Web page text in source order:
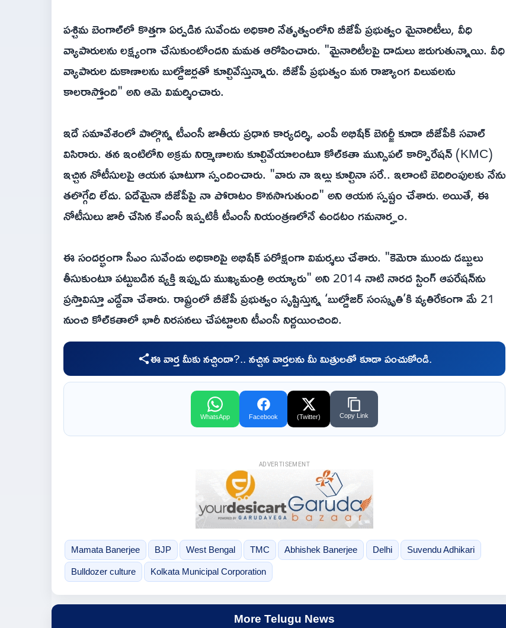
పశ్చిమ బెంగాల్‌లో కొత్తగా ఏర్పడిన సువేందు అధికారి నేతృత్వంలోని బీజేపీ ప్రభుత్వం మైనారిటీలు, వీధి
వ్యాపారులను లక్ష్యంగా చేసుకుంటోందని మమత ఆరోపించారు. "మైనారిటీలపై దాడులు జరుగుతున్నాయి. వీధి
వ్యాపారుల దుకాణాలను బుల్డోజర్లతో కూల్చివేస్తున్నారు. బీజేపీ ప్రభుత్వం మన రాజ్యాంగ విలువలను
కాలరాస్తోంది" అని ఆమె విమర్శించారు.
ఇదే సమావేశంలో పాల్గొన్న టీఎంసీ జాతీయ ప్రధాన కార్యదర్శి, ఎంపీ అభిషేక్ బెనర్జీ కూడా బీజేపీకి సవాల్
విసిరారు. తన ఇంటిలోని అక్రమ నిర్మాణాలను కూల్చివేయాలంటూ కోల్‌కతా మున్సిపల్ కార్పొరేషన్ (KMC)
ఇచ్చిన నోటీసులపై ఆయన ఘాటుగా స్పందించారు. "వారు నా ఇల్లు కూల్చినా సరే.. ఇలాంటి బెదిరింపులకు నేను
తలొగ్గేది లేదు. ఏదేమైనా బీజేపీపై నా పోరాటం కొనసాగుతుంది" అని ఆయన స్పష్టం చేశారు. అయితే, ఈ
నోటీసులు జారీ చేసిన కేఎంసీ ఇప్పటికీ టీఎంసీ నియంత్రణలోనే ఉండటం గమనార్హం.
ఈ సందర్భంగా సీఎం సువేందు అధికారిపై అభిషేక్ పరోక్షంగా విమర్శలు చేశారు. "కెమెరా ముందు డబ్బులు
తీసుకుంటూ పట్టుబడిన వ్యక్తి ఇప్పుడు ముఖ్యమంత్రి అయ్యారు" అని 2014 నాటి నారద స్టింగ్ ఆపరేషన్‌ను
ప్రస్తావిస్తూ ఎద్దేవా చేశారు. రాష్ట్రంలో బీజేపీ ప్రభుత్వం సృష్టిస్తున్న ‘బుల్డోజర్ సంస్కృతి’కి వ్యతిరేకంగా మే 21
నుంచి కోల్‌కతాలో భారీ నిరసనలు చేపట్టాలని టీఎంసీ నిర్ణయించింది.
ఈ వార్త మీకు నచ్చిందా?.. నచ్చిన వార్తలను మీ మిత్రులతో కూడా పంచుకోండి.
WhatsApp Facebook (Twitter) Copy Link
ADVERTISEMENT
Mamata Banerjee BJP West Bengal TMC Abhishek Banerjee Delhi Suvendu Adhikari
Bulldozer culture Kolkata Municipal Corporation
More Telugu News